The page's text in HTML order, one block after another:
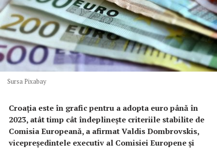
Sursa Pixabay
Croaţia este în grafic pentru a adopta euro până în
2023, atât timp cât îndeplineşte criteriile stabilite de
Comisia Europeană, a afirmat Valdis Dombrovskis,
vicepreşedintele executiv al Comisiei Europene şi